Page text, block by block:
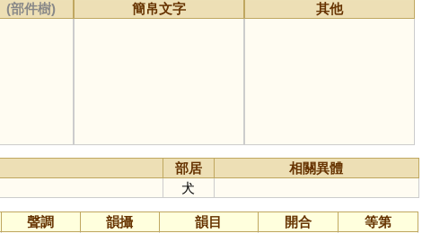
(部件樹) 簡帛文字 其他
部居
相關異體
犬
聲調 韻攝 韻目 開合
等第